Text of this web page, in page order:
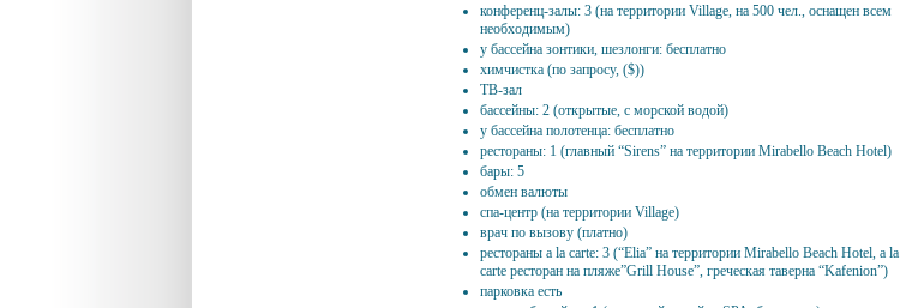
конференц-залы: 3 (на территории Village, на 500 чел., оснащен всем
необходимым)
у бассейна зонтики, шезлонги: бесплатно
химчистка (по запросу, ($))
ТВ-зал
бассейны: 2 (открытые, с морской водой)
у бассейна полотенца: бесплатно
рестораны: 1 (главный “Sirens” на территории Mirabello Beach Hotel)
бары: 5
обмен валюты
спа-центр (на территории Village)
врач по вызову (платно)
рестораны a la carte: 3 (“Elia” на территории Mirabello Beach Hotel, a la
carte ресторан на пляже”Grill House”, греческая таверна “Kafenion”)
парковка есть